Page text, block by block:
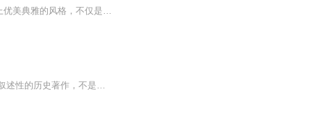
《罗马帝国衰亡史》，从公元2世纪一直叙述到1453年君士坦丁堡陷落。博大雄伟的史观加上优美典雅的风格，不仅是学术名著，更是文学杰作，200年来傲视西方史学界，要是与我国的史书相比，誉之为欧洲的《史记》和《汉书》亦不为过。
本书主要论述了神圣罗马帝国将近千年的历史，但正如作者所说，他的目的不是要撰写一本叙述性的历史著作，不是要为曾经包括在神圣罗帝国版图之内的德意志和意大利撰写历史，而是要将这个帝国当作一种体制或体系来加以剖析。因而，与人们通常理解的不同，作...